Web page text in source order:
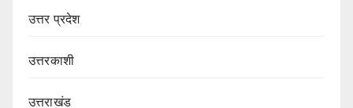
उत्तर प्रदेश
उत्तरकाशी
उत्तराखंड